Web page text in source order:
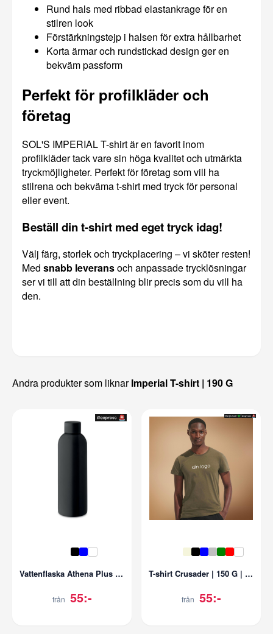
Rund hals med ribbad elastankrage för en
stilren look
Förstärkningstejp i halsen för extra hållbarhet
Korta ärmar och rundstickad design ger en
bekväm passform
Perfekt för profilkläder och
företag
SOL'S IMPERIAL T-shirt är en favorit inom
profilkläder tack vare sin höga kvalitet och utmärkta
tryckmöjligheter. Perfekt för företag som vill ha
stilrena och bekväma t-shirt med tryck för personal
eller event.
Beställ din t-shirt med eget tryck idag!
Välj färg, storlek och tryckplacering – vi sköter resten!
Med snabb leveransoch anpassade trycklösningar
ser vi till att din beställning blir precis som du vill ha
den.
Andra produkter som liknarImperial T-shirt | 190 G
Vattenflaska Athena Plus | 750 ml
från 55:-
T-shirt Crusader | 150 G | Återvunnen bomull
från 55:-